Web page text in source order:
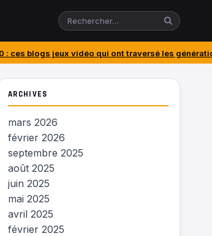
vidéo qui ont traversé les générationsJ’ai acheté
ARCHIVES
mars 2026
février 2026
septembre 2025
août 2025
juin 2025
mai 2025
avril 2025
février 2025